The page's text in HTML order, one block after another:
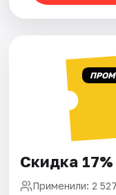
Скидка
Применили: 2